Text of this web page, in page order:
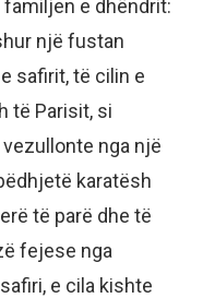
e dhëndrit:
një fustan
safirit, të cilin e
të Parisit, si
nga një
karatësh
të parë dhe të
fejese nga
e cila kishte